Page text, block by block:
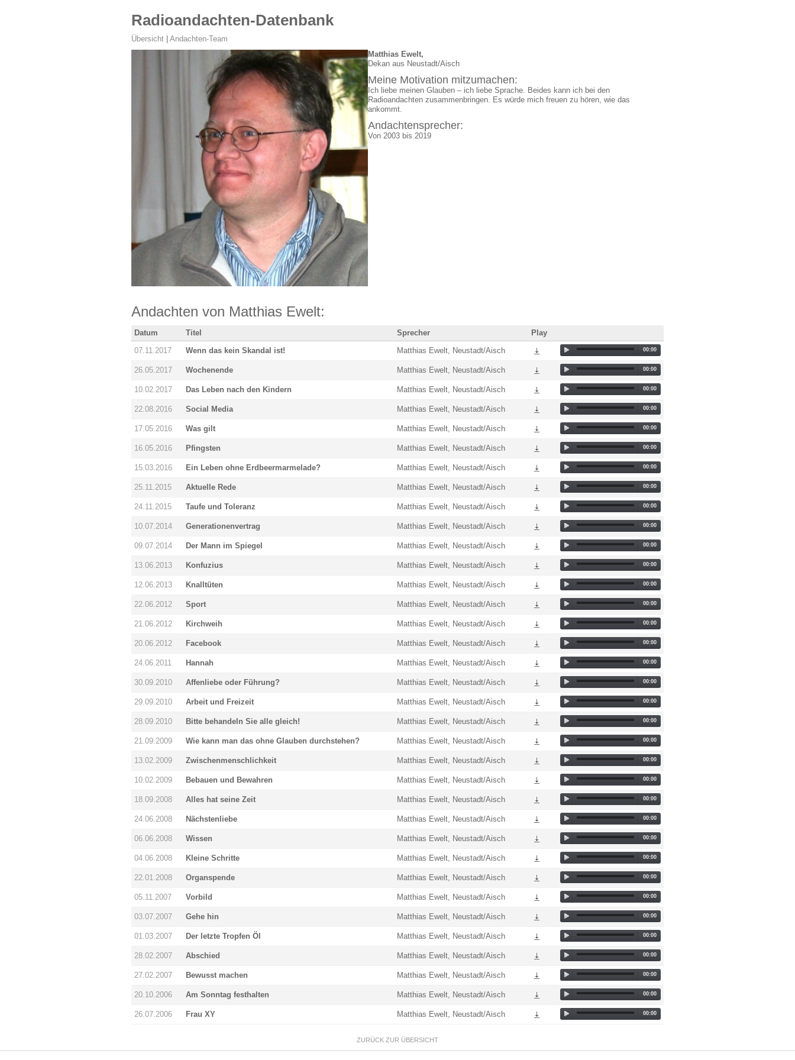
Radioandachten-Datenbank
Übersicht
Andachten-Team
Matthias Ewelt,
Dekan aus Neustadt/Aisch
Meine Motivation mitzumachen:
Ich liebe meinen Glauben – ich liebe Sprache. Beides kann ich bei den
Radioandachten zusammenbringen. Es würde mich freuen zu hören, wie das
ankommt.
Andachtensprecher:
Von 2003 bis 2019
Andachten von Matthias Ewelt:
Datum Titel Sprecher
Play
07.11.2017
Wenn das kein Skandal ist! Matthias Ewelt, Neustadt/Aisch 00:00
26.05.2017 Wochenende Matthias Ewelt, Neustadt/Aisch 00:00
10.02.2017 Das Leben nach den Kindern Matthias Ewelt, Neustadt/Aisch 00:00
22.08.2016 Social Media Matthias Ewelt, Neustadt/Aisch 00:00
17.05.2016 Was gilt Matthias Ewelt, Neustadt/Aisch 00:00
16.05.2016 Pfingsten Matthias Ewelt, Neustadt/Aisch 00:00
15.03.2016 Ein Leben ohne Erdbeermarmelade? Matthias Ewelt, Neustadt/Aisch 00:00
25.11.2015 Aktuelle Rede Matthias Ewelt, Neustadt/Aisch 00:00
24.11.2015 Taufe und Toleranz Matthias Ewelt, Neustadt/Aisch 00:00
10.07.2014 Generationenvertrag Matthias Ewelt, Neustadt/Aisch 00:00
09.07.2014 Der Mann im Spiegel Matthias Ewelt, Neustadt/Aisch 00:00
13.06.2013 Konfuzius Matthias Ewelt, Neustadt/Aisch 00:00
12.06.2013 Knalltüten Matthias Ewelt, Neustadt/Aisch 00:00
22.06.2012 Sport Matthias Ewelt, Neustadt/Aisch 00:00
21.06.2012 Kirchweih Matthias Ewelt, Neustadt/Aisch 00:00
20.06.2012 Facebook Matthias Ewelt, Neustadt/Aisch 00:00
24.06.2011 Hannah Matthias Ewelt, Neustadt/Aisch 00:00
30.09.2010 Affenliebe oder Führung? Matthias Ewelt, Neustadt/Aisch 00:00
29.09.2010 Arbeit und Freizeit Matthias Ewelt, Neustadt/Aisch 00:00
28.09.2010 Bitte behandeln Sie alle gleich! Matthias Ewelt, Neustadt/Aisch 00:00
21.09.2009 Wie kann man das ohne Glauben durchstehen? Matthias Ewelt, Neustadt/Aisch 00:00
13.02.2009 Zwischenmenschlichkeit Matthias Ewelt, Neustadt/Aisch 00:00
10.02.2009 Bebauen und Bewahren Matthias Ewelt, Neustadt/Aisch 00:00
18.09.2008 Alles hat seine Zeit Matthias Ewelt, Neustadt/Aisch 00:00
24.06.2008 Nächstenliebe Matthias Ewelt, Neustadt/Aisch 00:00
06.06.2008 Wissen Matthias Ewelt, Neustadt/Aisch 00:00
04.06.2008 Kleine Schritte Matthias Ewelt, Neustadt/Aisch 00:00
22.01.2008 Organspende Matthias Ewelt, Neustadt/Aisch 00:00
05.11.2007 Vorbild Matthias Ewelt, Neustadt/Aisch 00:00
03.07.2007 Gehe hin Matthias Ewelt, Neustadt/Aisch 00:00
01.03.2007 Der letzte Tropfen Öl Matthias Ewelt, Neustadt/Aisch 00:00
28.02.2007 Abschied Matthias Ewelt, Neustadt/Aisch 00:00
27.02.2007 Bewusst machen Matthias Ewelt, Neustadt/Aisch 00:00
20.10.2006 Am Sonntag festhalten Matthias Ewelt, Neustadt/Aisch 00:00
26.07.2006 Frau XY Matthias Ewelt, Neustadt/Aisch 00:00
ZURÜCK ZUR ÜBERSICHT